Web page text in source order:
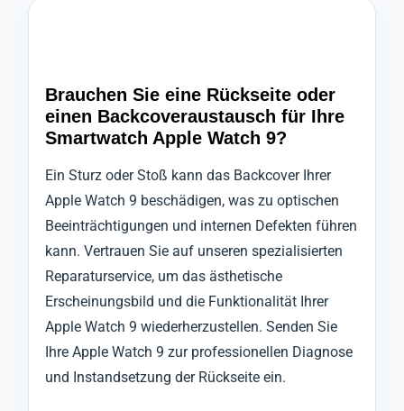
Brauchen Sie eine Rückseite oder
einen Backcoveraustausch für Ihre
Smartwatch Apple Watch 9?
Ein Sturz oder Stoß kann das Backcover Ihrer
Apple Watch 9 beschädigen, was zu optischen
Beeinträchtigungen und internen Defekten führen
kann. Vertrauen Sie auf unseren spezialisierten
Reparaturservice, um das ästhetische
Erscheinungsbild und die Funktionalität Ihrer
Apple Watch 9 wiederherzustellen. Senden Sie
Ihre Apple Watch 9 zur professionellen Diagnose
und Instandsetzung der Rückseite ein.